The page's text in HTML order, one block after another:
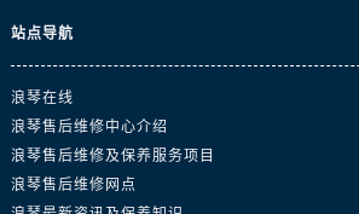
站点导航
浪琴在线
浪琴售后维修中心介绍
浪琴售后维修及保养服务项目
浪琴售后维修网点